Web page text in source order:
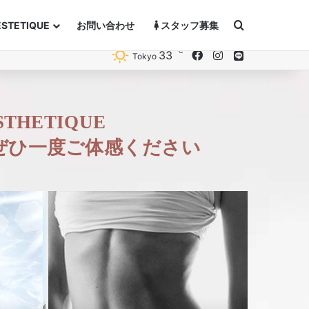
お問い合わせ スタッフ募集 Search for
Tokyo 33℃ FacebookInstagram
一度ご体感ください